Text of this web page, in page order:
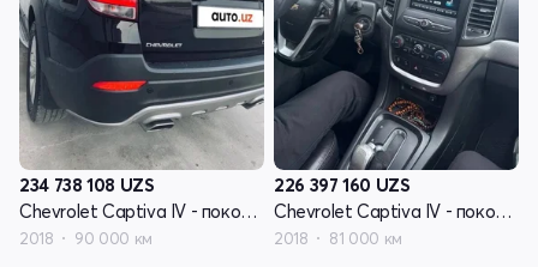
234 738 108 UZS
Chevrolet Captiva IV - поколение
2018 90 000 км
226 397 160 UZS
Chevrolet Captiva IV - поколение
2018 81 000 км